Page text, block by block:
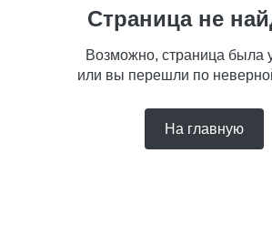
Страница не
Возможно, страница была
или вы перешли по
На главную